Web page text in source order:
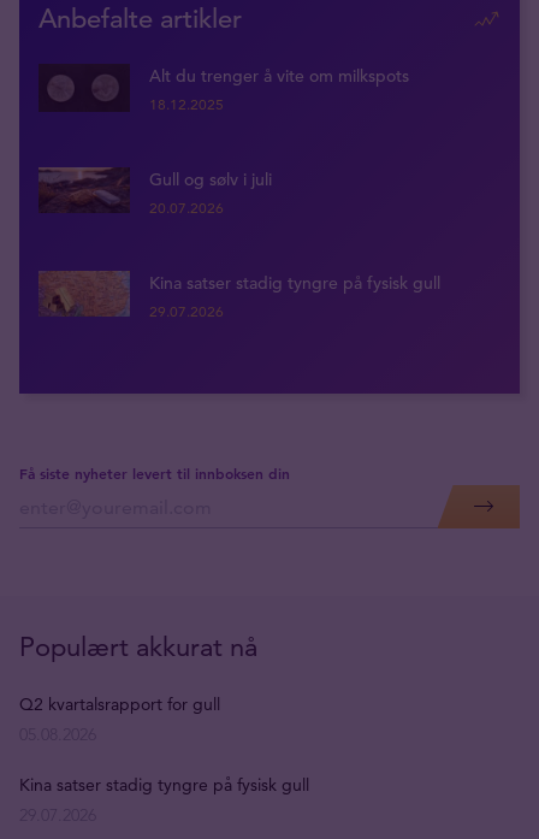
Anbefalte artikler
Alt du trenger å vite om milkspots
18.12.2025
Gull og sølv i juli
20.07.2026
Kina satser stadig tyngre på fysisk gull
29.07.2026
Få siste nyheter levert til innboksen din
Populært akkurat nå
Q2 kvartalsrapport for gull
Kina satser stadig tyngre på fysisk gull